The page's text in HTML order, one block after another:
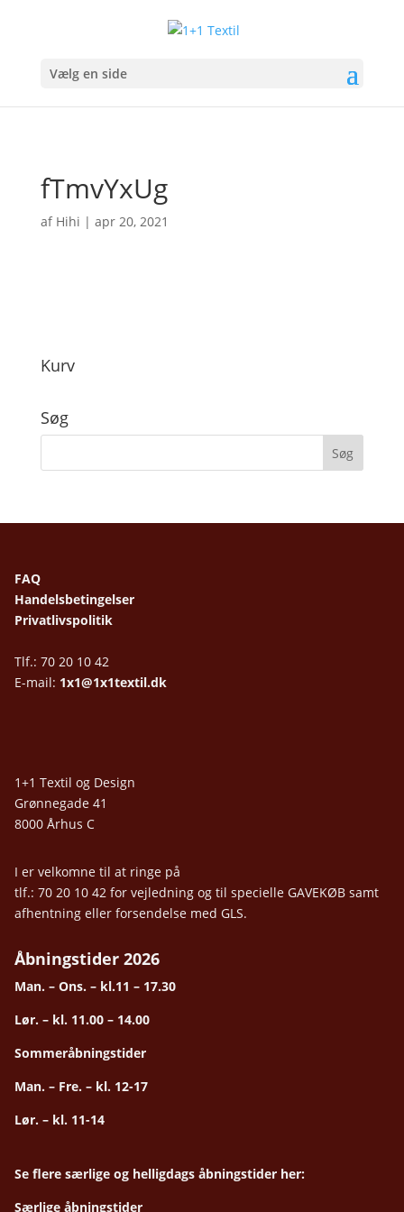
Vælg en side
fTmvYxUg
af Hihi | apr 20, 2021
Kurv
Søg
FAQ
Handelsbetingelser
Privatlivspolitik
Tlf.: 70 20 10 42
E-mail: 1x1@1x1textil.dk
1+1 Textil og Design
Grønnegade 41
8000 Århus C
I er velkomne til at ringe på
tlf.: 70 20 10 42 for vejledning og til specielle GAVEKØB samt
afhentning eller forsendelse med GLS.
Åbningstider 2026
Man. – Ons. – kl.11 – 17.30
Lør. – kl. 11.00 – 14.00
Sommeråbningstider
Man. – Fre. – kl. 12-17
Lør. – kl. 11-14
Se flere særlige og helligdags åbningstider her:
Særlige åbningstider